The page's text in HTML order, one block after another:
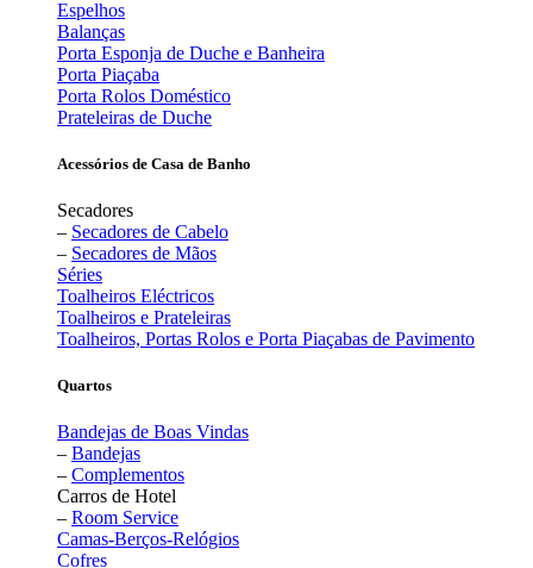
Espelhos
Balanças
Porta Esponja de Duche e Banheira
Porta Piaçaba
Porta Rolos Doméstico
Prateleiras de Duche
Acessórios de Casa de Banho
Secadores
– Secadores de Cabelo
– Secadores de Mãos
Séries
Toalheiros Eléctricos
Toalheiros e Prateleiras
Toalheiros, Portas Rolos e Porta Piaçabas de Pavimento
Quartos
Bandejas de Boas Vindas
– Bandejas
– Complementos
Carros de Hotel
– Room Service
Camas-Berços-Relógios
Cofres